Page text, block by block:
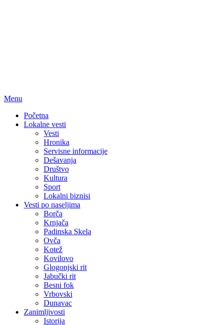
Menu
Početna
Lokalne vesti
Vesti
Hronika
Servisne informacije
Dešavanja
Društvo
Kultura
Sport
Lokalni biznisi
Vesti po naseljima
Borča
Krnjača
Padinska Skela
Ovča
Kotež
Kovilovo
Glogonjski rit
Jabučki rit
Besni fok
Vrbovski
Dunavac
Zanimljivosti
Istorija